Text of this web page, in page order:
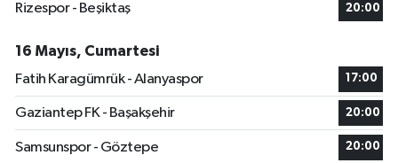
Rizespor - Beşiktaş
20:00
16 Mayıs, Cumartesi
Fatih Karagümrük - Alanyaspor
17:00
Gaziantep FK - Başakşehir 20:00
Samsunspor - Göztepe 20:00